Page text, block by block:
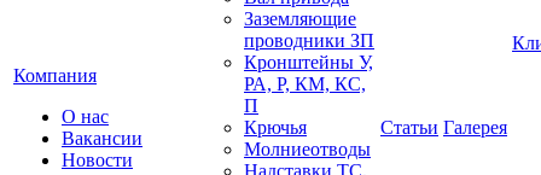
Компания
О нас
Вакансии
Новости
Заземляющие
проводники ЗП
Кронштейны У,
РА, Р, КМ, КС,
П
Крючья
Молниеотводы
Надставки ТС,
Статьи Галерея